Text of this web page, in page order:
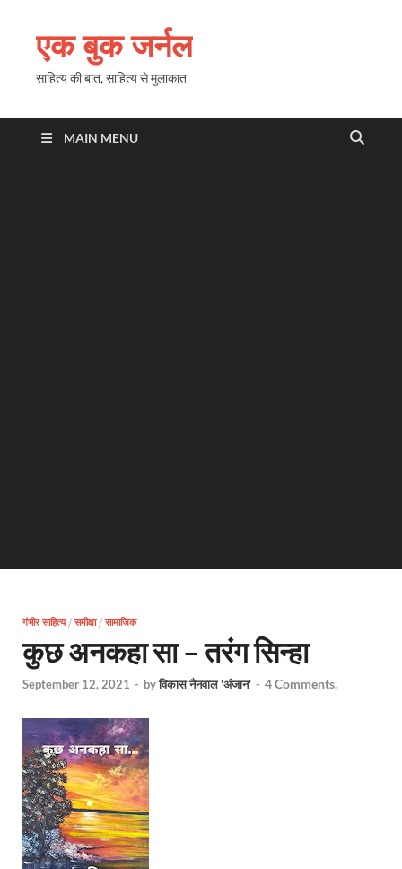
एक बुक जर्नल
साहित्य की बात, साहित्य से मुलाकात
MAIN MENU
गंभीर साहित्य/ समीक्षा/ सामाजिक
कुछ अनकहा सा – तरंग सिन्हा
September 12, 2021 - byविकास नैनवाल 'अंजान' - 4 Comments.